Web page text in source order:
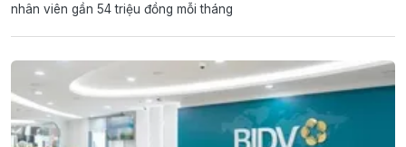
nhân viên gần 54 triệu đồng mỗi tháng